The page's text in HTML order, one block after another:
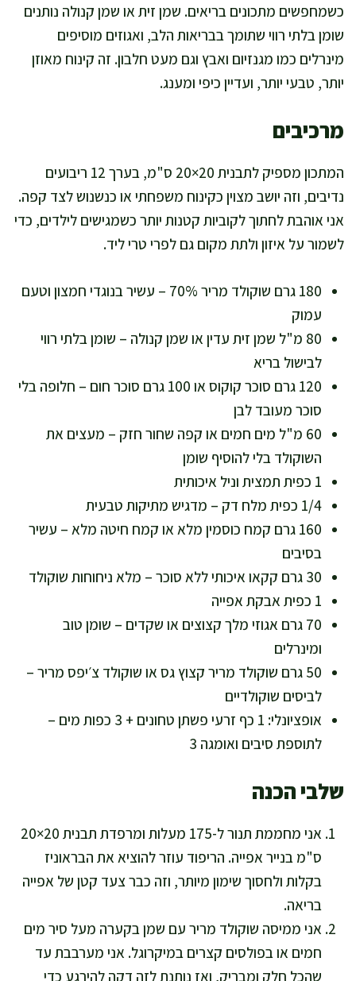
כשמחפשים מתכונים בריאים. שמן זית או שמן קנולה נותנים
שומן בלתי רווי שתומך בבריאות הלב, ואגוזים מוסיפים
מינרלים כמו מגנזיום ואבץ וגם מעט חלבון. זה קינוח מאוזן
יותר, טבעי יותר, ועדיין כיפי ומענג.
מרכיבים
המתכון מספיק לתבנית 20×20 ס"מ, בערך 12 ריבועים
נדיבים, וזה יושב מצוין כקינוח משפחתי או כנשנוש לצד קפה.
אני אוהבת לחתוך לקוביות קטנות יותר כשמגישים לילדים, כדי
לשמור על איזון ולתת מקום גם לפרי טרי ליד.
180 גרם שוקולד מריר 70% – עשיר בנוגדי חמצון וטעם
עמוק
80 מ"ל שמן זית עדין או שמן קנולה – שומן בלתי רווי
לבישול בריא
120 גרם סוכר קוקוס או 100 גרם סוכר חום – חלופה בלי
סוכר מעובד לבן
60 מ"ל מים חמים או קפה שחור חזק – מעצים את
השוקולד בלי להוסיף שומן
1 כפית תמצית וניל איכותית
1/4 כפית מלח דק – מדגיש מתיקות טבעית
160 גרם קמח כוסמין מלא או קמח חיטה מלא – עשיר
בסיבים
30 גרם קקאו איכותי ללא סוכר – מלא ניחוחות שוקולד
1 כפית אבקת אפייה
70 גרם אגוזי מלך קצוצים או שקדים – שומן טוב
ומינרלים
50 גרם שוקולד מריר קצוץ גס או שוקולד צ׳יפס מריר –
לביסים שוקולדיים
אופציונלי: 1 כף זרעי פשתן טחונים + 3 כפות מים –
לתוספת סיבים ואומגה 3
שלבי הכנה
אני מחממת תנור ל-175 מעלות ומרפדת תבנית 20×20
ס"מ בנייר אפייה. הריפוד עוזר להוציא את הבראוניז
בקלות ולחסוך שימון מיותר, וזה כבר צעד קטן של אפייה
בריאה.
אני ממיסה שוקולד מריר עם שמן בקערה מעל סיר מים
חמים או בפולסים קצרים במיקרוגל. אני מערבבת עד
שהכל חלק ומבריק, ואז נותנת לזה דקה להירגע כדי